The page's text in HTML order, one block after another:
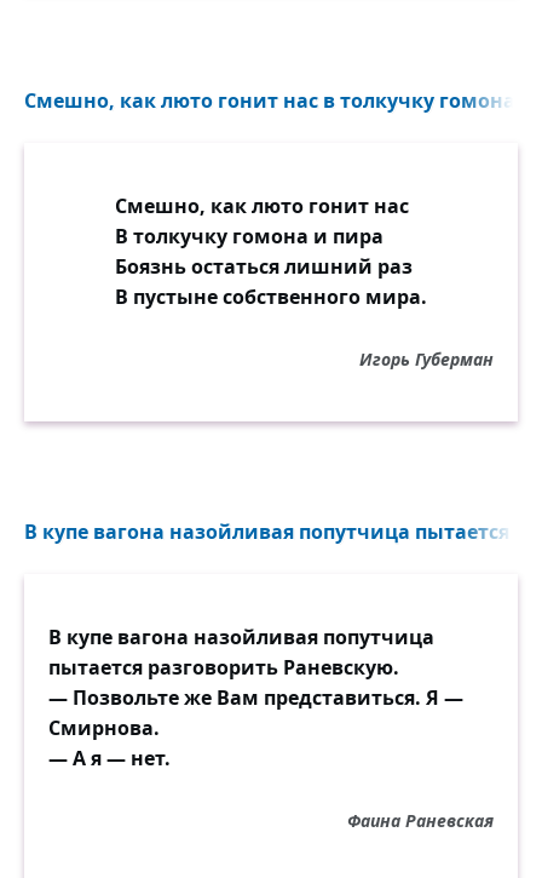
Смешно, как люто гонит нас в толкучку гомона и
Смешно, как люто гонит нас
В толкучку гомона и пира
Боязнь остаться лишний раз
В пустыне собственного мира.
Игорь Губерман
В купе вагона назойливая попутчица пытается
В купе вагона назойливая попутчица
пытается разговорить Раневскую.
— Позвольте же Вам представиться. Я —
Смирнова.
— А я — нет.
Фаина Раневская